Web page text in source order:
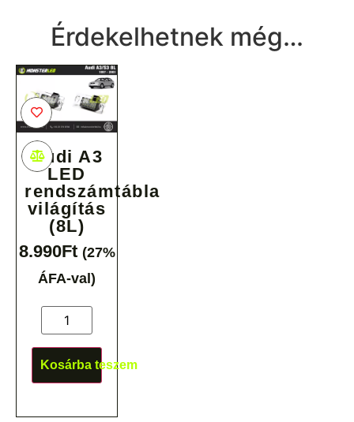
Érdekelhetnek még…
Audi A3
LED
rendszámtábla
világítás
(8L)
8.990Ft (27%
ÁFA-val)
Kosárba teszem